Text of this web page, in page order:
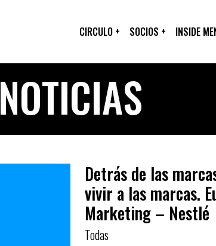
CIRCULO + SOCIOS + INSIDE
NOTICIAS
Detrás de las
vivir a las marcas.
Marketing – Nestlé
Todas